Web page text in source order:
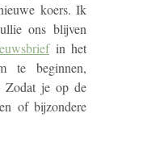
koers. Ik
ons blijven
in het
te beginnen,
Zodat je op de
of bijzondere